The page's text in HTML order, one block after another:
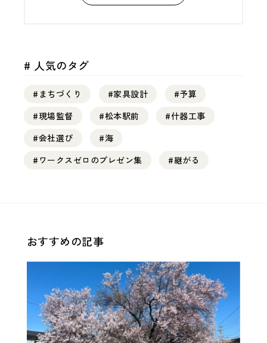
# 人気のタグ
#まちづくり #家具設計
#予算
#現場監督
#松本駅前
#什器工事
#会社選び
#海
#ワークスゼロのプレゼン集
#継がる
おすすめの記事